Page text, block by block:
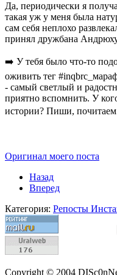
Да, периодически я
такая уж у меня была
сам себя неплохо
принял дружбана
➡️ У тебя было что-то
оживить тег
- самый светлый и
приятно вспомнить. У
истории? Пиши,
Оригинал моего поста
Назад
Вперед
Категория: Репосты
Copyright © 2004